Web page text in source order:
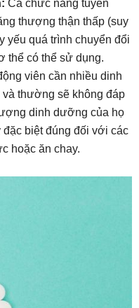
Cả chức năng tuyến
thượng thận thấp (suy
yếu quá trình chuyển đổi
thể có thể sử dụng.
viên cần nhiều dinh
thường sẽ không đáp
dinh dưỡng của họ
biệt đúng đối với các
hoặc ăn chay.